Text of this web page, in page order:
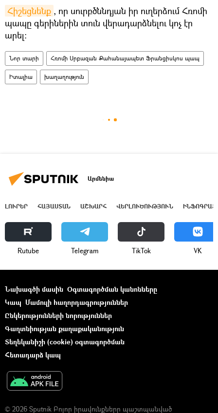
Հիշեցնենք , որ սուրբծննդյան իր ուղերձում Հռոմի
պապը գերիներին տուն վերադարձնելու կոչ էր
արել։
Նոր տարի Հռոմի Սրբազան Քահանայապետ Ֆրանցիսկոս պապ
Իտալիա խաղաղություն
Արմենիա
ԼՈՒՐԵՐ ՀԱՅԱՍՏԱՆ ԱՇԽԱՐՀ ՎԵՐԼՈՒԾՈՒԹՅՈՒՆ
Rutube Telegram ТikТоk VK
Նախագծի մասին Օգտագործման կանոնները
Կապ Մամուլի հաղորդագրություններ
Ընկերությունների նորություններ
Գաղտնիության քաղաքականություն
Տեղեկանիշի (cookie) օգտագործման
Հետադարձ կապ
© 2026 Sputnik Բոլոր իրավունքները պաշտպանված